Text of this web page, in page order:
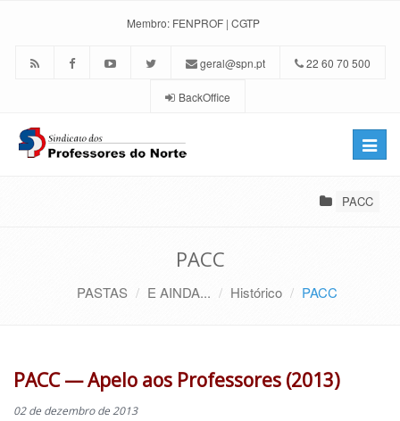
Membro: FENPROF | CGTP
geral@spn.pt 22 60 70 500
BackOffice
Toggle
PACC
PACC
PASTAS E AINDA... Histórico PACC
PACC — Apelo aos Professores (2013)
02 de dezembro de 2013